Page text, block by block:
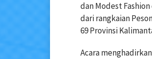
dan Modest
dari rangkaian
69 Provinsi
Acara